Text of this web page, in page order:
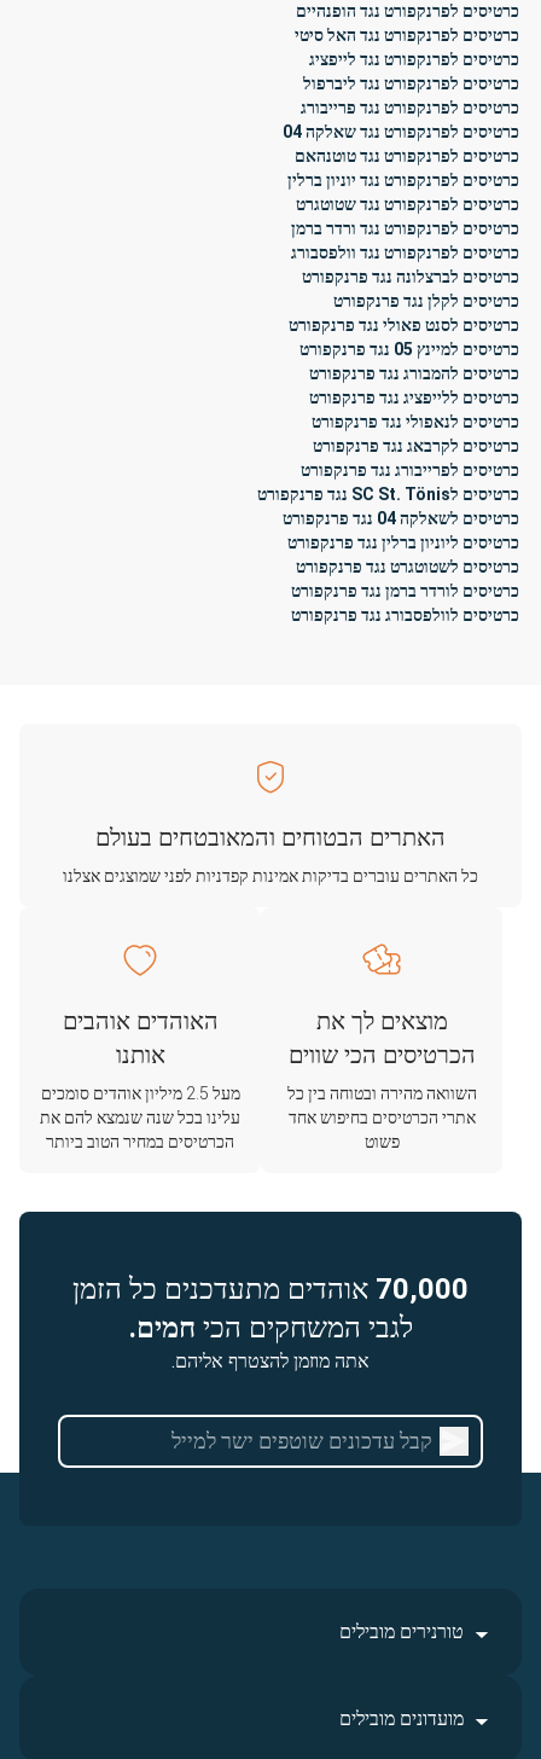
כרטיסים לפרנקפורט נגד הופנהיים
כרטיסים לפרנקפורט נגד האל סיטי
כרטיסים לפרנקפורט נגד לייפציג
כרטיסים לפרנקפורט נגד ליברפול
כרטיסים לפרנקפורט נגד פרייבורג
כרטיסים לפרנקפורט נגד שאלקה 04
כרטיסים לפרנקפורט נגד טוטנהאם
כרטיסים לפרנקפורט נגד יוניון ברלין
כרטיסים לפרנקפורט נגד שטוטגרט
כרטיסים לפרנקפורט נגד ורדר ברמן
כרטיסים לפרנקפורט נגד וולפסבורג
כרטיסים לברצלונה נגד פרנקפורט
כרטיסים לקלן נגד פרנקפורט
כרטיסים לסנט פאולי נגד פרנקפורט
כרטיסים למיינץ 05 נגד פרנקפורט
כרטיסים להמבורג נגד פרנקפורט
כרטיסים ללייפציג נגד פרנקפורט
כרטיסים לנאפולי נגד פרנקפורט
כרטיסים לקרבאג נגד פרנקפורט
כרטיסים לפרייבורג נגד פרנקפורט
כרטיסים לSC St. Tönis נגד פרנקפורט
כרטיסים לשאלקה 04 נגד פרנקפורט
כרטיסים ליוניון ברלין נגד פרנקפורט
כרטיסים לשטוטגרט נגד פרנקפורט
כרטיסים לורדר ברמן נגד פרנקפורט
כרטיסים לוולפסבורג נגד פרנקפורט
האתרים הבטוחים והמאובטחים בעולם
כל האתרים עוברים בדיקות אמינות קפדניות לפני שמוצגים אצלנו
מוצאים לך את
הכרטיסים הכי שווים
השוואה מהירה ובטוחה בין כל
אתרי הכרטיסים בחיפוש אחד
פשוט
האוהדים אוהבים
אותנו
מעל 2.5 מיליון אוהדים סומכים
עלינו בכל שנה שנמצא להם את
הכרטיסים במחיר הטוב ביותר
70,000 אוהדים מתעדכנים כל הזמן
לגבי המשחקים הכי חמים.
אתה מוזמן להצטרף אליהם.
טורנירים מובילים
מועדונים מובילים